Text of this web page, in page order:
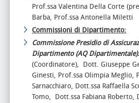
Prof.ssa Valentina Della Corte
Barba, Prof.ssa Antonella Miletti
Commissioni di Dipartimento:
Commissione Presidio di
Dipartimento (AQ
(Coordinatore), Dott. Giuseppe
Ginesti, Prof.ssa Olimpia Meglio,
Sarnacchiaro, Dott.ssa Raffaella
Tomo, Dott.ssa Fabiana Roberto,